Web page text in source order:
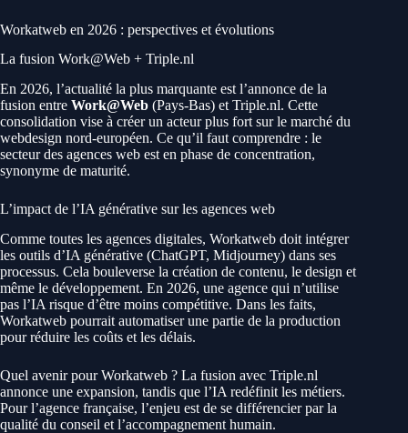
Workatweb en 2026 : perspectives et évolutions
La fusion Work@Web + Triple.nl
En 2026, l’actualité la plus marquante est l’annonce de la
fusion entre Work@Web (Pays-Bas) et Triple.nl. Cette
consolidation vise à créer un acteur plus fort sur le marché du
webdesign nord-européen. Ce qu’il faut comprendre : le
secteur des agences web est en phase de concentration,
synonyme de maturité.
L’impact de l’IA générative sur les agences web
Comme toutes les agences digitales, Workatweb doit intégrer
les outils d’IA générative (ChatGPT, Midjourney) dans ses
processus. Cela bouleverse la création de contenu, le design et
même le développement. En 2026, une agence qui n’utilise
pas l’IA risque d’être moins compétitive. Dans les faits,
Workatweb pourrait automatiser une partie de la production
pour réduire les coûts et les délais.
Quel avenir pour Workatweb ? La fusion avec Triple.nl
annonce une expansion, tandis que l’IA redéfinit les métiers.
Pour l’agence française, l’enjeu est de se différencier par la
qualité du conseil et l’accompagnement humain.